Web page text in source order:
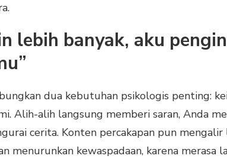
lebih banyak, aku
dua kebutuhan psikologis penting:
Alih-alih langsung memberi saran, Anda
cerita. Konten percakapan pun
menurunkan kewaspadaan, karena merasa